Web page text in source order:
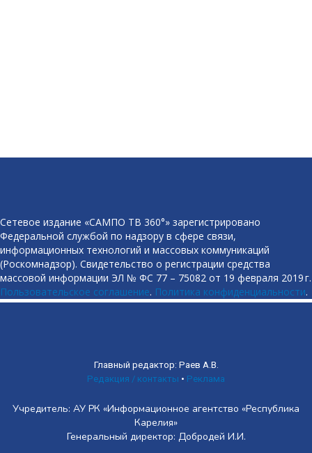
Сетевое издание «САМПО ТВ 360°» зарегистрировано
Федеральной службой по надзору в сфере связи,
информационных технологий и массовых коммуникаций
(Роскомнадзор). Свидетельство о регистрации средства
массовой информации ЭЛ № ФС 77 – 75082 от 19 февраля 2019 г.
Пользовательское соглашение. Политика конфиденциальности.
Главный редактор: Раев А.В.
Редакция / контакты • Реклама
Учредитель: АУ РК «Информационное агентство «Республика
Карелия»
Генеральный директор: Добродей И.И.